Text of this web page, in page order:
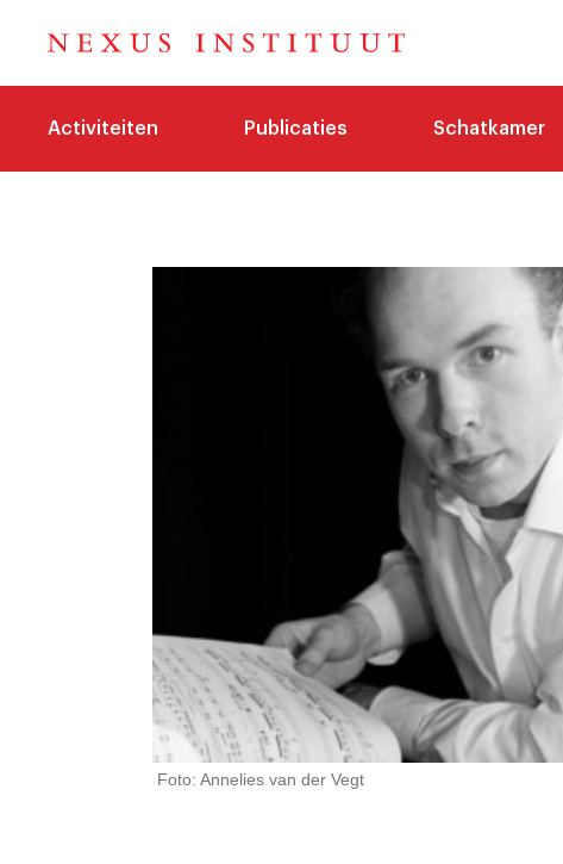
Activiteiten Publicaties Schatkamer
Foto: Annelies van der Vegt